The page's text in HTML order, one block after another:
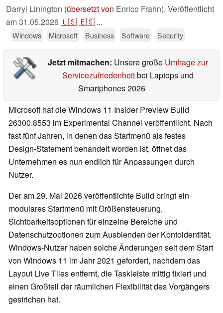
Darryl Linington (übersetzt von Enrico Frahn), Veröffentlicht
am31.05.2026🇺🇸🇪🇸 ...
Windows Microsoft Business Software Security
Jetzt mitmachen: Unsere große Umfrage zur
Servicezufriedenheitbei Laptops und
Smartphones 2026
Microsoft hat die Windows 11 Insider Preview Build
26300.8553 im Experimental Channel veröffentlicht. Nach
fast fünf Jahren, in denen das Startmenü als festes
Design-Statement behandelt worden ist, öffnet das
Unternehmen es nun endlich für Anpassungen durch
Nutzer.
Der am 29. Mai 2026 veröffentlichte Build bringt ein
modulares Startmenü mit Größensteuerung,
Sichtbarkeitsoptionen für einzelne Bereiche und
Datenschutzoptionen zum Ausblenden der Kontoidentität.
Windows-Nutzer haben solche Änderungen seit dem Start
von Windows 11 im Jahr 2021 gefordert, nachdem das
Layout Live Tiles entfernt, die Taskleiste mittig fixiert und
einen Großteil der räumlichen Flexibilität des Vorgängers
gestrichen hat.